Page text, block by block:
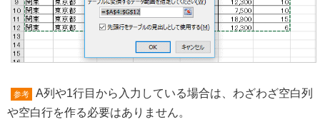
参考
A列や1行目から入力している場合は、わざわざ空白列
や空白行を作る必要はありません。